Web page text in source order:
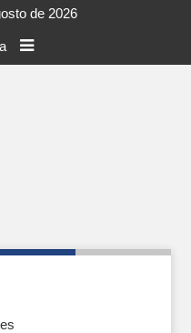
de 2026